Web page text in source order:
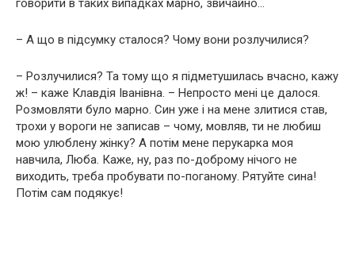
говорити в таких випадках марно, звичайно…
– А що в підсумку сталося? Чому вони розлучилися?
– Розлучилися? Та тому що я підметушилась вчасно, кажу
ж! – каже Клавдія Іванівна. – Непросто мені це далося.
Розмовляти було марно. Син уже і на мене злитися став,
трохи у вороги не записав – чому, мовляв, ти не любиш
мою улюблену жінку? А потім мене перукарка моя
навчила, Люба. Каже, ну, раз по-доброму нічого не
виходить, треба пробувати по-поганому. Рятуйте сина!
Потім сам подякує!